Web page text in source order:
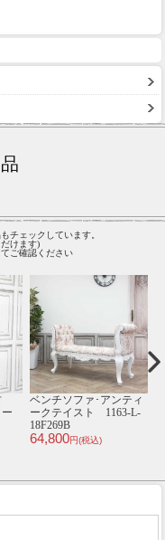
チェックしています。
けます)
ご確認ください
スツール･アンティーク
テイスト
VOHMF280K
39,800円(税込)